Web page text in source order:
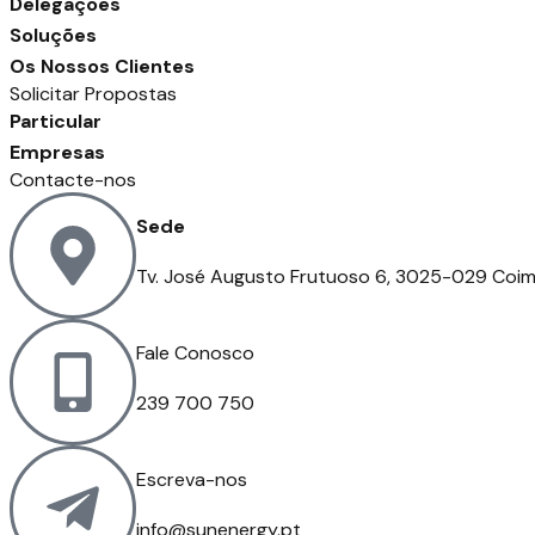
Soluções
Os Nossos Clientes
Solicitar Propostas
Particular
Empresas
Contacte-nos
Sede
Tv. José Augusto Frutuoso 6, 3025-029
Fale Conosco
239 700 750
Escreva-nos
info@sunenergy.pt